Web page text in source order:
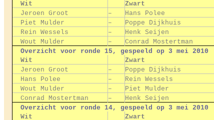
Wit
Zwart
Jeroen Groot
– Hans Polee
Piet Mulder
– Poppe Dijkhuis
Rein Wessels
– Henk Seijen
Wout Mulder
– Conrad Mostertman
Overzicht voor ronde 15, gespeeld op 3 mei 2010
Wit
Zwart
Jeroen Groot
– Poppe Dijkhuis
Hans Polee
– Rein Wessels
Wout Mulder
– Piet Mulder
Conrad Mostertman
– Henk Seijen
Overzicht voor ronde 14, gespeeld op 3 mei 2010
Wit
Zwart